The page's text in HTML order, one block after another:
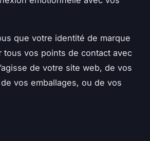
que votre identité de marque
tous vos points de contact avec
de votre site web, de vos
vos emballages, ou de vos